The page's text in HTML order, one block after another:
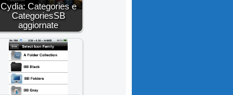
Cydia: Categories e
CategoriesSB
aggiornate